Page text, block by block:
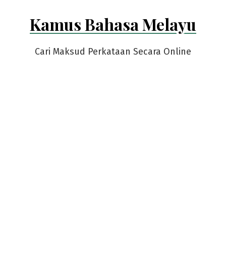
Kamus Bahasa Melayu
Cari Maksud Perkataan Secara Online